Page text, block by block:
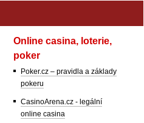
Online casina, loterie,
poker
Poker.cz – pravidla a základy
pokeru
CasinoArena.cz - legální
online casina